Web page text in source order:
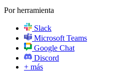
Por herramienta
Slack
Microsoft Teams
Google Chat
Discord
+ más